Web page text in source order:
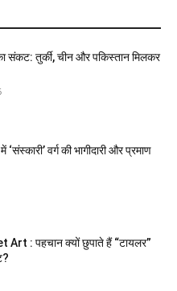
संकट: तुर्की, चीन और पकिस्तान मिलकर
वर्ग की भागीदारी और प्रमाण
: पहचान क्यों छुपाते हैं “टायलर”